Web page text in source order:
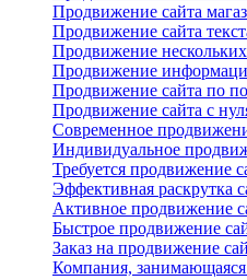
Продвижение сайта
Продвижение сайта
Продвижение
Продвижение
Продвижение сайта по
Продвижение сайта с
Современное
Индивидуальное
Требуется продвижение
Эффективная раскрутка
Активное продвижение
Быстрое продвижение
Заказ на продвижение
Компания,